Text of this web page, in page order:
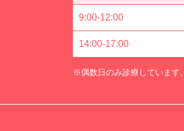
9:00-12:00
14:00-17:00
※偶数日のみ診療しています。